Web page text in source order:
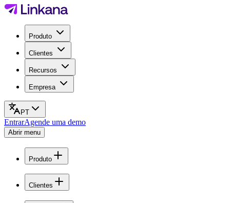
Produto
Clientes
Recursos
Empresa
PT
EntrarAgende uma demo
Abrir menu
Produto
Clientes